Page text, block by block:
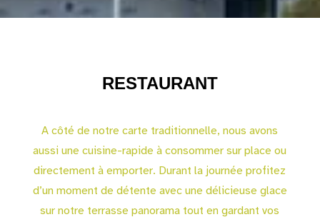
RESTAURANT
A côté de notre carte traditionnelle, nous avons
aussi une cuisine-rapide à consommer sur place ou
directement à emporter. Durant la journée profitez
d’un moment de détente avec une délicieuse glace
sur notre terrasse panorama tout en gardant vos